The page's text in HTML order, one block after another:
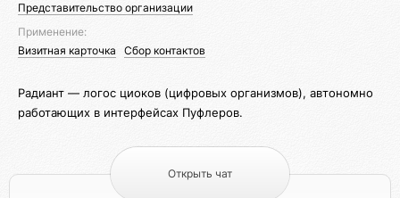
Представительство организации
Применение:
Визитная карточка
Сбор контактов
Радиант — логос циоков (цифровых организмов), автономно
работающих в интерфейсах Пуфлеров.
Открыть чат